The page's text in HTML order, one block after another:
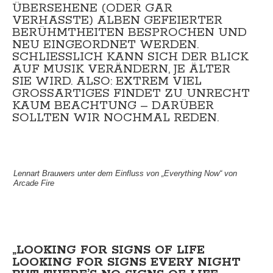
ÜBERSEHENE (ODER GAR
VERHASSTE) ALBEN GEFEIERTER
BERÜHMTHEITEN BESPROCHEN UND
NEU EINGEORDNET WERDEN.
SCHLIESSLICH KANN SICH DER BLICK
AUF MUSIK VERÄNDERN, JE ÄLTER
SIE WIRD. ALSO: EXTREM VIEL
GROSSARTIGES FINDET ZU UNRECHT
KAUM BEACHTUNG – DARÜBER
SOLLTEN WIR NOCHMAL REDEN.
Lennart Brauwers unter dem Einfluss von „Everything Now“ von
Arcade Fire
„LOOKING FOR SIGNS OF LIFE
LOOKING FOR SIGNS EVERY NIGHT